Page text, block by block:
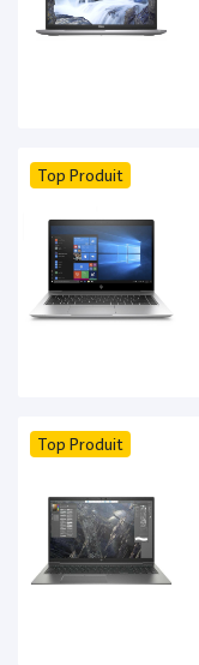
Top Produit
Top Produit